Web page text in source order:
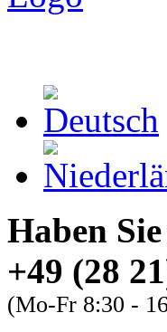
Haben
+49 (28
(Mo-Fr 8:30 -